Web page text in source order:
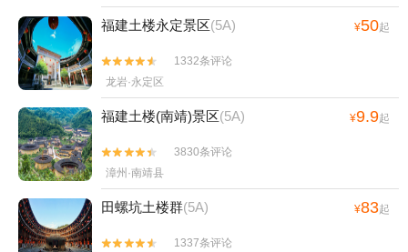
福建土楼永定景区(5A) ¥50起


1332条评论
龙岩·永定区
福建土楼(南靖)景区(5A) ¥9.9起


3830条评论
漳州·南靖县
田螺坑土楼群(5A) ¥83起

 1337条评论